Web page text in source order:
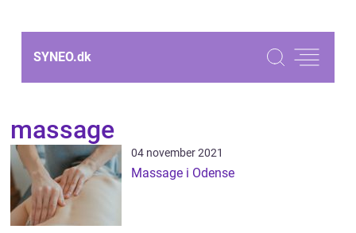
SYNEO.dk
massage
04 november 2021
Massage i Odense